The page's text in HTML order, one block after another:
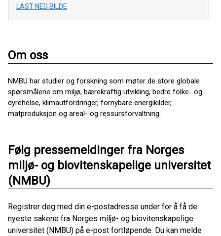
LAST NED BILDE
Om oss
NMBU har studier og forskning som møter de store globale
spørsmålene om miljø, bærekraftig utvikling, bedre folke- og
dyrehelse, klimautfordringer, fornybare energikilder,
matproduksjon og areal- og ressursforvaltning.
Følg pressemeldinger fra Norges
miljø- og biovitenskapelige universitet
(NMBU)
Registrer deg med din e-postadresse under for å få de
nyeste sakene fra Norges miljø- og biovitenskapelige
universitet (NMBU) på e-post fortløpende. Du kan melde